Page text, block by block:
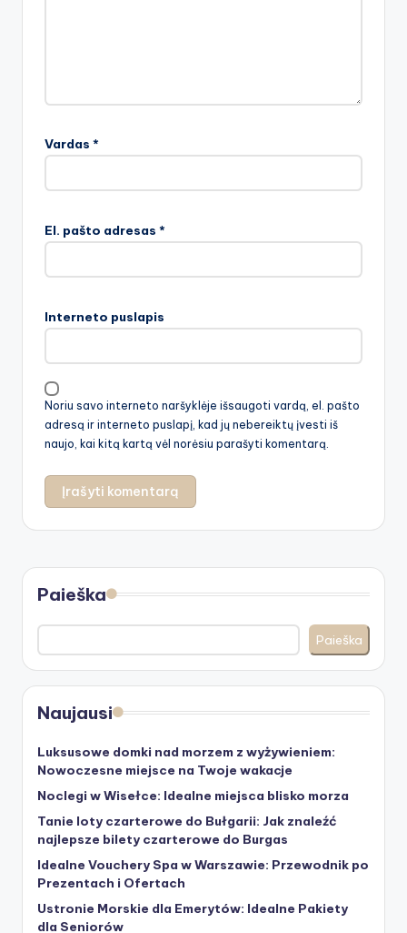
Vardas *
El. pašto adresas *
Interneto puslapis
Noriu savo interneto naršyklėje išsaugoti vardą, el. pašto
adresą ir interneto puslapį, kad jų nebereiktų įvesti iš
naujo, kai kitą kartą vėl norėsiu parašyti komentarą.
Paieška
Paieška
Naujausi
Luksusowe domki nad morzem z wyżywieniem:
Nowoczesne miejsce na Twoje wakacje
Noclegi w Wisełce: Idealne miejsca blisko morza
Tanie loty czarterowe do Bułgarii: Jak znaleźć
najlepsze bilety czarterowe do Burgas
Idealne Vouchery Spa w Warszawie: Przewodnik po
Prezentach i Ofertach
Ustronie Morskie dla Emerytów: Idealne Pakiety
dla Seniorów